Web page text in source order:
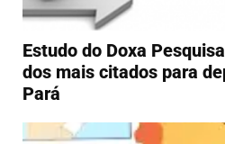
Estudo do Doxa
dos mais citados para
Pará